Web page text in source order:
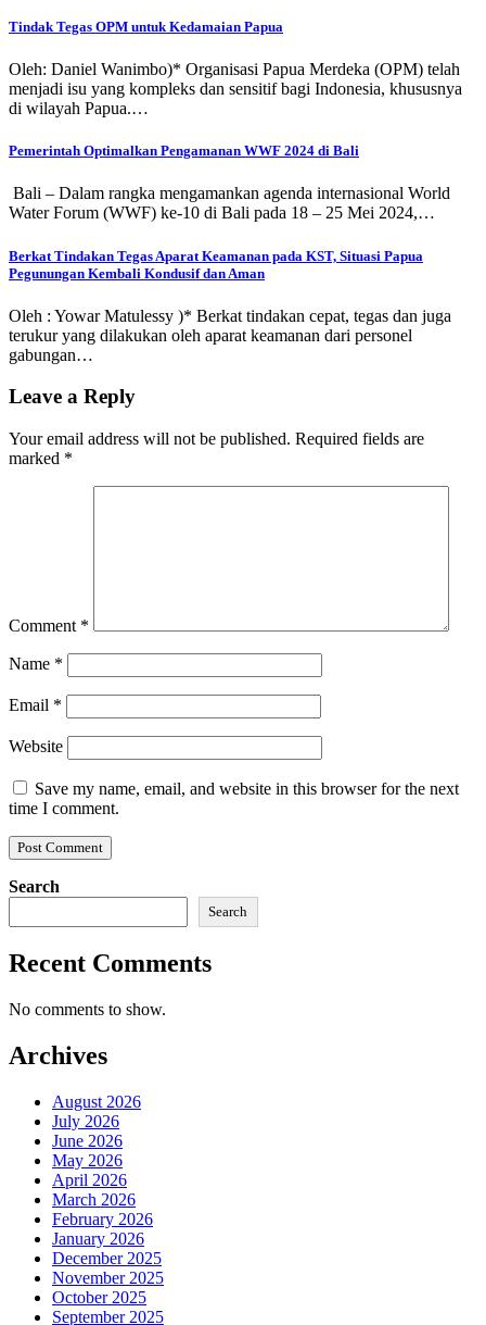
Tindak Tegas OPM untuk Kedamaian Papua
Oleh: Daniel Wanimbo)* Organisasi Papua Merdeka (OPM) telah
menjadi isu yang kompleks dan sensitif bagi Indonesia, khususnya
di wilayah Papua.…
Pemerintah Optimalkan Pengamanan WWF 2024 di Bali
Bali – Dalam rangka mengamankan agenda internasional World
Water Forum (WWF) ke-10 di Bali pada 18 – 25 Mei 2024,…
Berkat Tindakan Tegas Aparat Keamanan pada KST, Situasi Papua
Pegunungan Kembali Kondusif dan Aman
Oleh : Yowar Matulessy )* Berkat tindakan cepat, tegas dan juga
terukur yang dilakukan oleh aparat keamanan dari personel
gabungan…
Leave a Reply
Your email address will not be published. Required fields are
marked *
Comment *
Name *
Email *
Website
Save my name, email, and website in this browser for the next
time I comment.
Search
Search
Recent Comments
No comments to show.
Archives
August 2026
July 2026
June 2026
May 2026
April 2026
March 2026
February 2026
January 2026
December 2025
November 2025
October 2025
September 2025